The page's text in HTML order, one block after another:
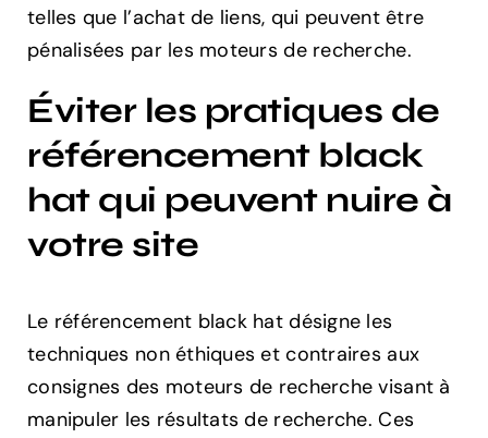
telles que l’achat de liens, qui peuvent être
pénalisées par les moteurs de recherche.
Éviter les pratiques de
référencement black
hat qui peuvent nuire à
votre site
Le référencement black hat désigne les
techniques non éthiques et contraires aux
consignes des moteurs de recherche visant à
manipuler les résultats de recherche. Ces